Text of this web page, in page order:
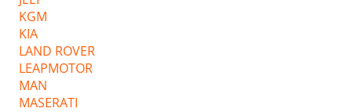
KGM
KIA
LAND ROVER
LEAPMOTOR
MAN
MASERATI